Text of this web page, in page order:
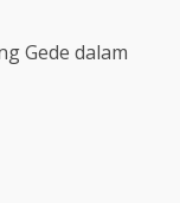
Gede dalam